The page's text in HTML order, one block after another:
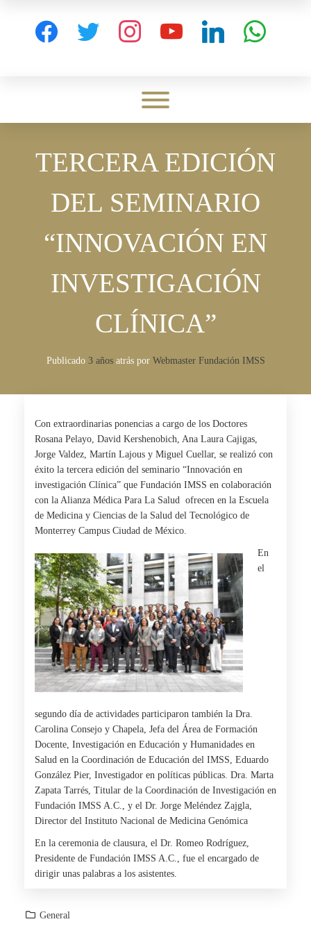
facebook twitter instagram youtube linkedin whatsapp
Toggle menu visibility.
TERCERA EDICIÓN
DEL SEMINARIO
“INNOVACIÓN EN
INVESTIGACIÓN
CLÍNICA”
Publicado 3 añosatrás por Webmaster Fundación IMSS
Con extraordinarias ponencias a cargo de los Doctores
Rosana Pelayo, David Kershenobich, Ana Laura Cajigas,
Jorge Valdez, Martín Lajous y Miguel Cuellar, se realizó con
éxito la tercera edición del seminario “Innovación en
investigación Clínica” que Fundación IMSS en colaboración
con la Alianza Médica Para La Salud ofrecen en la Escuela
de Medicina y Ciencias de la Salud del Tecnológico de
Monterrey Campus Ciudad de México.
En
el
segundo día de actividades participaron también la Dra.
Carolina Consejo y Chapela, Jefa del Área de Formación
Docente, Investigación en Educación y Humanidades en
Salud en la Coordinación de Educación del IMSS, Eduardo
González Pier, Investigador en políticas públicas. Dra. Marta
Zapata Tarrés, Titular de la Coordinación de Investigación en
Fundación IMSS A.C., y el Dr. Jorge Meléndez Zajgla,
Director del Instituto Nacional de Medicina Genómica
En la ceremonia de clausura, el Dr. Romeo Rodríguez,
Presidente de Fundación IMSS A.C., fue el encargado de
dirigir unas palabras a los asistentes.
General